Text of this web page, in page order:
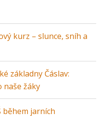
kurz – slunce, sníh a
základny Čáslav:
žáky
během jarních